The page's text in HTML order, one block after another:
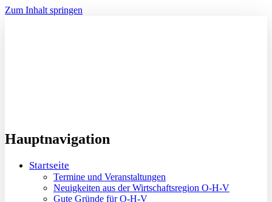
Zum Inhalt springen
Hauptnavigation
Startseite
Termine und Veranstaltungen
Neuigkeiten aus der Wirtschaftsregion O-H-V
Gute Gründe für O-H-V